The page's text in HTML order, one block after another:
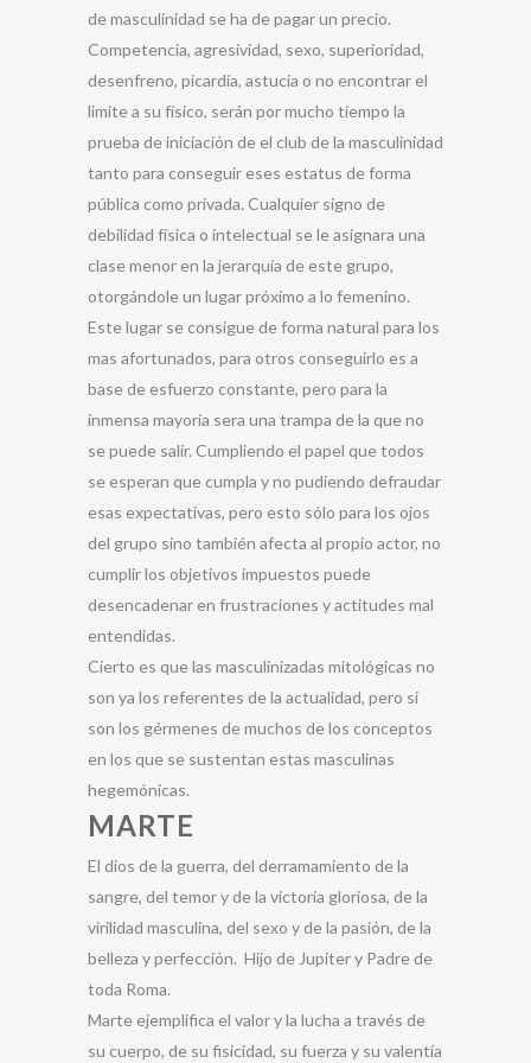
de masculinidad se ha de pagar un precio.
Competencia, agresividad, sexo, superioridad,
desenfreno, picardía, astucia o no encontrar el
limite a su físico, serán por mucho tiempo la
prueba de iniciación de el club de la masculinidad
tanto para conseguir eses estatus de forma
pública como privada. Cualquier signo de
debilidad física o intelectual se le asignara una
clase menor en la jerarquía de este grupo,
otorgándole un lugar próximo a lo femenino.
Este lugar se consigue de forma natural para los
mas afortunados, para otros conseguirlo es a
base de esfuerzo constante, pero para la
inmensa mayoría sera una trampa de la que no
se puede salir. Cumpliendo el papel que todos
se esperan que cumpla y no pudiendo defraudar
esas expectativas, pero esto sólo para los ojos
del grupo sino también afecta al propio actor, no
cumplir los objetivos impuestos puede
desencadenar en frustraciones y actitudes mal
entendidas.
Cierto es que las masculinizadas mitológicas no
son ya los referentes de la actualidad, pero si
son los gérmenes de muchos de los conceptos
en los que se sustentan estas masculinas
hegemónicas.
MARTE
El dios de la guerra, del derramamiento de la
sangre, del temor y de la victoria gloriosa, de la
virilidad masculina, del sexo y de la pasión, de la
belleza y perfección. Hijo de Jupiter y Padre de
toda Roma.
Marte ejemplifica el valor y la lucha a través de
su cuerpo, de su fisicidad, su fuerza y su valentía